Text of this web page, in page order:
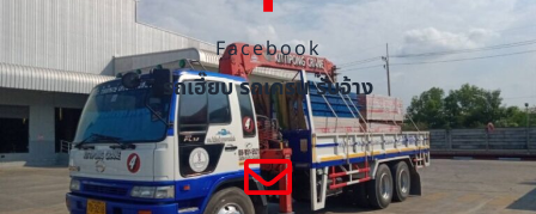
Facebook
รถเฮี๊ยบ รถเครน รับจ้าง